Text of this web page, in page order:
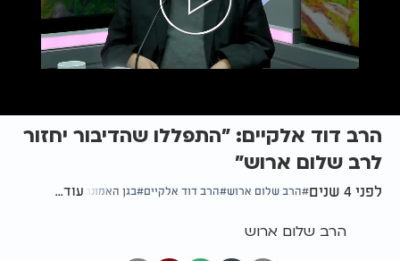
הרב דוד אלקיים: "התפללו שהדיבור יחזור
לרב שלום ארוש"
לפני 4 שנים הרב שלום ארוש הרב דוד אלקיים בגן האמונה עוד...
הרב שלום ארוש